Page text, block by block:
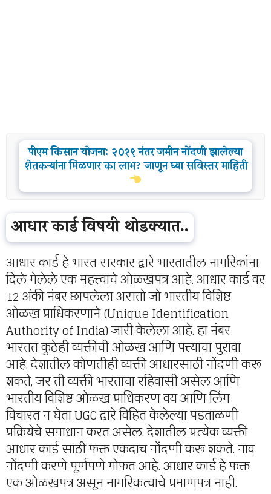
पीएम किसान योजना: २०१९ नंतर जमीन नोंदणी झालेल्या
शेतकऱ्यांना मिळणार का लाभ? जाणून घ्या सविस्तर माहिती
आधार कार्ड विषयी थोडक्यात..
आधार कार्ड हे भारत सरकार द्वारे भारतातील नागरिकांना
दिले गेलेले एक महत्त्वाचे ओळखपत्र आहे. आधार कार्ड वर
12 अंकी नंबर छापलेला असतो जो भारतीय विशिष्ट
ओळख प्राधिकरणाने (Unique Identification
Authority of India) जारी केलेला आहे. हा नंबर
भारतत कुठेही व्यक्तीची ओळख आणि पत्त्याचा पुरावा
आहे. देशातील कोणतीही व्यक्ती आधारसाठी नोंदणी करू
शकते, जर ती व्यक्ती भारताचा रहिवासी असेल आणि
भारतीय विशिष्ट ओळख प्राधिकरण वय आणि लिंग
विचारत न घेता UGC द्वारे विहित केलेल्या पडताळणी
प्रक्रियेचे समाधान करत असेल. देशातील प्रत्येक व्यक्ती
आधार कार्ड साठी फक्त एकदाच नोंदणी करू शकते. नाव
नोंदणी करणे पूर्णपणे मोफत आहे. आधार कार्ड हे फक्त
एक ओळखपत्र असून नागरिकत्वाचे प्रमाणपत्र नाही.